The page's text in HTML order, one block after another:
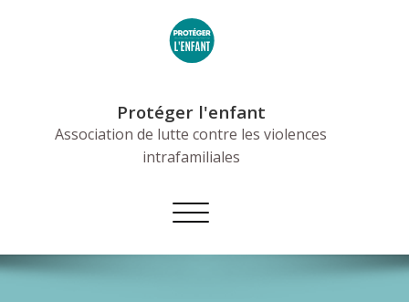
Protéger l'enfant
Association de lutte contre les violences
intrafamiliales
Afficher/masquer
la